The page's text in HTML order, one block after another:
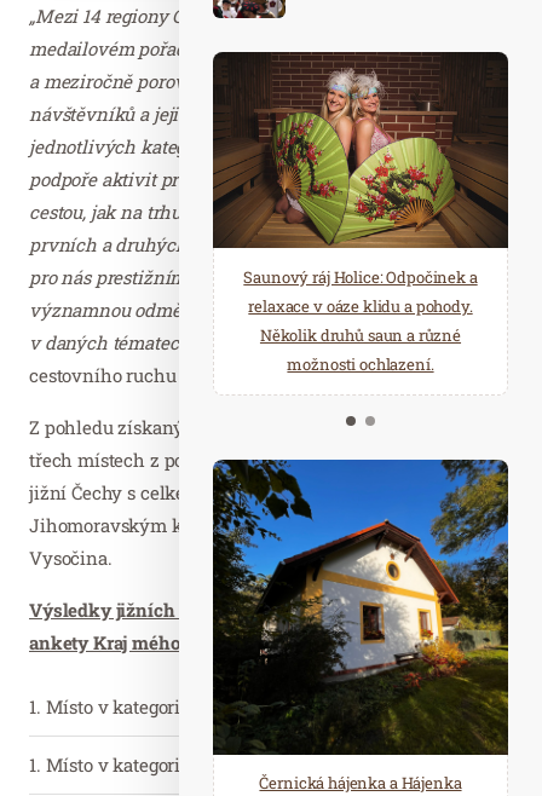
„Mezi 14 regiony České republiky jsme první v
medailovém pořadí ankety, jejímž hlavním cílem je zjistit
a meziročně porovnat vývoj oblíbenosti krajů z pohledu
návštěvníků a jejich volnočasových aktivit. Výsledky v
jednotlivých kategorií ukazují, že naše směřování k
podpoře aktivit pro celou škálu návštěvníků je správnou
cestou, jak na trhu cestovního ruchu uspět. Obsazení
prvních a druhých příček v jednotlivých kategoriích je
pro nás prestižním oceněním, které považujeme nejen za
významnou odměnu naší práce, ale i závazek další práce
v daných tématech.“
uvedl ředitel Jihočeské centrály
cestovního ruchu (JCCR) Jaromír Polášek.
Z pohledu získaných „medailí“, tedy pozic na prvních
třech místech z pohledu návštěvníka, nejlépe uspěly
jižní Čechy s celkem třemi zlatými a pěti stříbrnými před
Jihomoravským krajem a následovaným Krajem
Vysočina.
Výsledky jižních Čech v jednotlivých kategoriích
ankety Kraj mého srdce 2020:
1. Místo v kategorii KAM NA VÝLETY S DĚTMI
1. Místo v kategorii KAM NA KONĚ A KOŇSKÉ STEZKY
Saunový ráj Holice: Odpočinek a
relaxace v oáze klidu a pohody.
Několik druhů saun a různé
možnosti ochlazení.
Spa Hotel Děvín: Odpočiňte si od
starostí všedních dnů a přijeďte
načerpat novou energii do
Mariánských Lázní.
Černická hájenka a Hájenka